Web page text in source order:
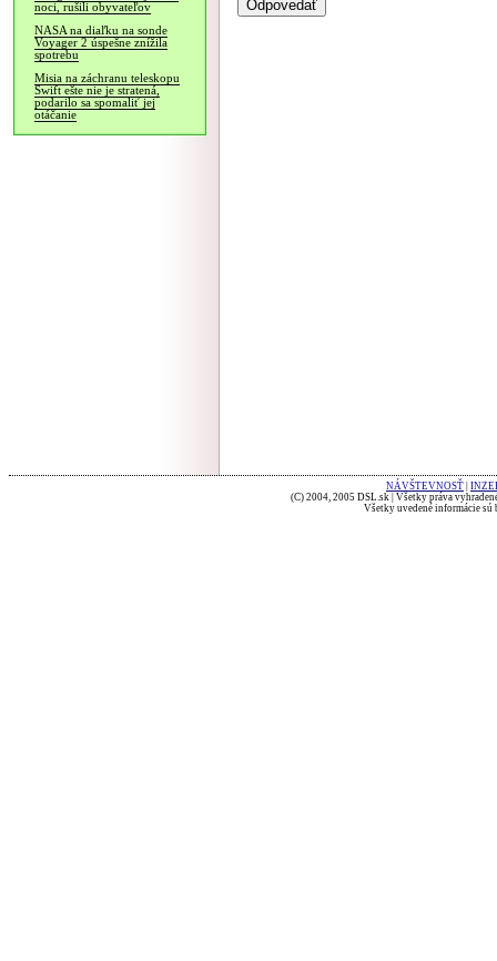
noci, rušili obyvateľov
NASA na diaľku na sonde
Voyager 2 úspešne znížila
spotrebu
Misia na záchranu teleskopu
Swift ešte nie je stratená,
podarilo sa spomaliť jej
otáčanie
NÁVŠTEVNOSŤ
(C) 2004, 2005 DSL.sk | Všetky práva
Všetky uvedené informácie sú